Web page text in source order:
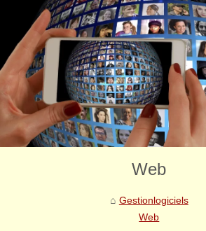
Web
Gestionlogiciels
Web